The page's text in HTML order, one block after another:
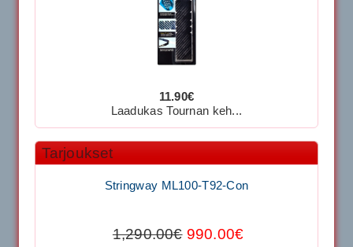
11.90€
Laadukas Tournan keh...
Signum S-7000 Jännityskone (Pöytämalli)
1,650.00€
Signum S-7000 Jännityskone (Jalustamalli)
Tarjoukset
Stringway ML100-T92-Con
1,290.00€ 990.00€